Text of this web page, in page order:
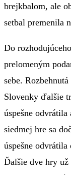
brejkbalom, ale
setbal premenila
Do
prelomeným
sebe.
Slovenky ďalšie
úspešne
siedmej hre sa
úspešne
Ďalšie dve hry